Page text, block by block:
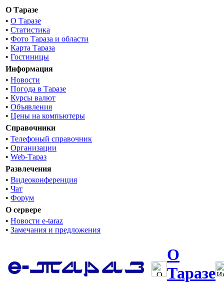
О Таразе
• О Таразе
• Статистика
• Фото Тараза и области
• Карта Тараза
• Гостиницы
Информация
• Новости
• Погода в Таразе
• Курсы валют
• Объявления
• Цены на компьютеры
Справочники
• Телефоный справочник
• Организации
• Web-Тараз
Развлечения
• Видеоконференция
• Чат
• Форум
О сервере
• Новости e-taraz
• Замечания и предложения
О
Таразе